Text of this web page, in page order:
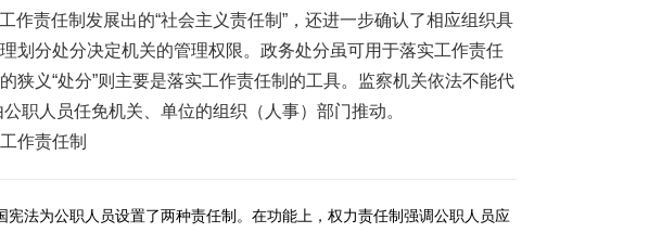
作责任制发展出的“社会主义责任制”，还进一步确认了相应组织具
划分处分决定机关的管理权限。政务处分虽可用于落实工作责任
狭义“处分”则主要是落实工作责任制的工具。监察机关依法不能代
职人员任免机关、单位的组织（人事）部门推动。
作责任制
法为公职人员设置了两种责任制。在功能上，权力责任制强调公职人员应